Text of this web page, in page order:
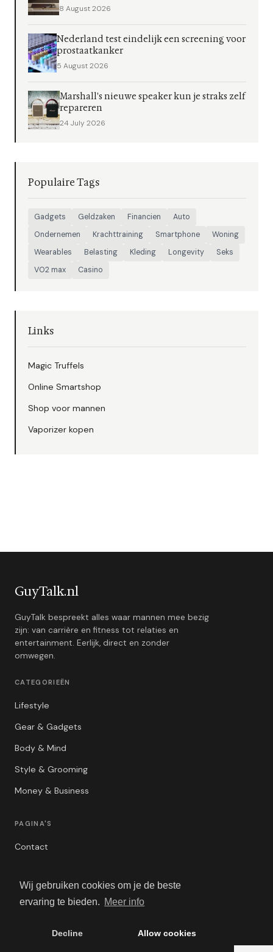
Wij gebruiken cookies om je de beste
ervaring te bieden. Meer info
Decline Allow cookies
8 August 2026
Nederland test eindelijk een screening voor
prostaatkanker
5 August 2026
Marshall's nieuwe speaker kun je straks zelf
repareren
24 July 2026
Populaire Tags
Gadgets Geldzaken Financien
Auto
Ondernemen
Krachttraining Smartphone
Woning
Wearables
Belasting Kleding Longevity
Seks
VO2 max
Casino
Links
Magic Truffels
Online Smartshop
Shop voor mannen
Vaporizer kopen
GuyTalk.nl
GuyTalk bespreekt alles waar mannen mee bezig
zijn: van carrière en fitness tot relaties en
entertainment. Eerlijk, direct en zonder
omwegen.
CATEGORIEËN
Lifestyle
Gear & Gadgets
Body & Mind
Style & Grooming
Money & Business
PAGINA'S
Contact
Algemene Voorwaarden
Adverteren